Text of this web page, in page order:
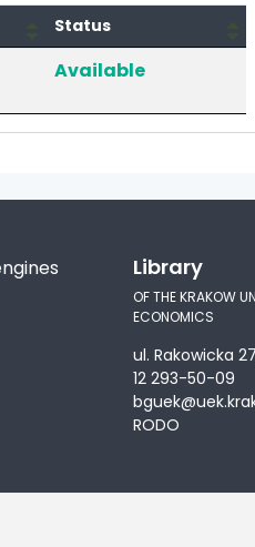
Status
Available
Library
OF THE KRAKOW
ECONOMICS
ul. Rakowicka
12 293-50-09
RODO